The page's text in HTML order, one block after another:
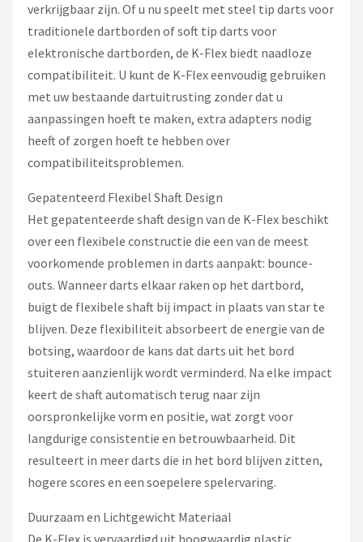
verkrijgbaar zijn. Of u nu speelt met steel tip darts voor
traditionele dartborden of soft tip darts voor
elektronische dartborden, de K-Flex biedt naadloze
compatibiliteit. U kunt de K-Flex eenvoudig gebruiken
met uw bestaande dartuitrusting zonder dat u
aanpassingen hoeft te maken, extra adapters nodig
heeft of zorgen hoeft te hebben over
compatibiliteitsproblemen.
Gepatenteerd Flexibel Shaft Design
Het gepatenteerde shaft design van de K-Flex beschikt
over een flexibele constructie die een van de meest
voorkomende problemen in darts aanpakt: bounce-
outs. Wanneer darts elkaar raken op het dartbord,
buigt de flexibele shaft bij impact in plaats van star te
blijven. Deze flexibiliteit absorbeert de energie van de
botsing, waardoor de kans dat darts uit het bord
stuiteren aanzienlijk wordt verminderd. Na elke impact
keert de shaft automatisch terug naar zijn
oorspronkelijke vorm en positie, wat zorgt voor
langdurige consistentie en betrouwbaarheid. Dit
resulteert in meer darts die in het bord blijven zitten,
hogere scores en een soepelere spelervaring.
Duurzaam en Lichtgewicht Materiaal